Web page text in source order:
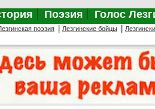
Поэзия Голос
поэзия Лезгинские бойцы